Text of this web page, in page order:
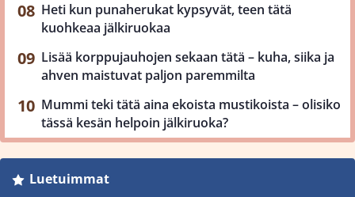
Heti kun punaherukat kypsyvät, teen tätä
kuohkeaa jälkiruokaa
Lisää korppujauhojen sekaan tätä – kuha, siika ja
ahven maistuvat paljon paremmilta
Mummi teki tätä aina ekoista mustikoista – olisiko
tässä kesän helpoin jälkiruoka?
Luetuimmat